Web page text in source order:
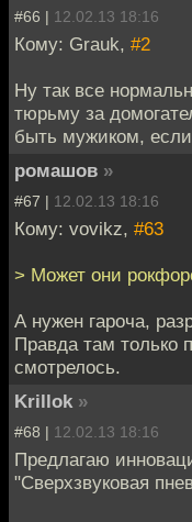
#66 | 12.02.13 18:16
Кому: Grauk, #2
Ну так все
тюрьму за
быть мужиком,
ромашов »
#67 | 12.02.13 18:16
Кому: vovikz, #63
> Может они
А нужен гароча,
Правда там только
смотрелось.
Krillok »
#68 | 12.02.13 18:16
Предлагаю
"Сверхзвуковая